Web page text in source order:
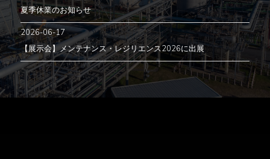
夏季休業のお知らせ
2026-06-17
【展示会】メンテナンス・レジリエンス2026に出展